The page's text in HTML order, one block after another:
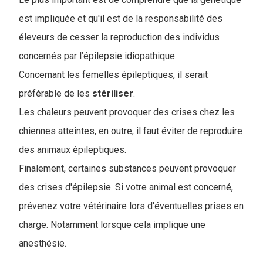
est impliquée et qu'il est de la responsabilité des
éleveurs de cesser la reproduction des individus
concernés par l’épilepsie idiopathique.
Concernant les femelles épileptiques, il serait
préférable de les stériliser.
Les chaleurs peuvent provoquer des crises chez les
chiennes atteintes, en outre, il faut éviter de reproduire
des animaux épileptiques.
Finalement, certaines substances peuvent provoquer
des crises d'épilepsie. Si votre animal est concerné,
prévenez votre vétérinaire lors d'éventuelles prises en
charge. Notamment lorsque cela implique une
anesthésie.